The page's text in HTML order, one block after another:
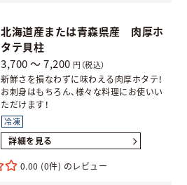
北海道産または青森県産 肉厚ホ
タテ貝柱
3,700 ～ 7,200 円（税込）
新鮮さを損なわずに味わえる肉厚ホタテ！
お刺身はもちろん、様々な料理にお使いい
ただけます！
冷凍
詳細を見る
0.00 (0件)